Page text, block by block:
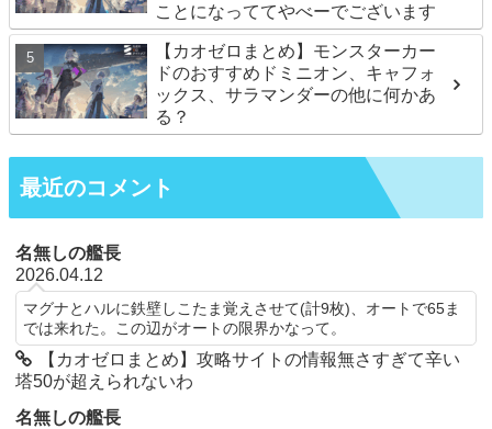
ことになっててやべーでございます
【カオゼロまとめ】モンスターカー
ドのおすすめドミニオン、キャフォ
ックス、サラマンダーの他に何かあ
る？
最近のコメント
名無しの艦長
2026.04.12
マグナとハルに鉄壁しこたま覚えさせて(計9枚)、オートで65ま
では来れた。この辺がオートの限界かなって。
【カオゼロまとめ】攻略サイトの情報無さすぎて辛い
塔50が超えられないわ
名無しの艦長